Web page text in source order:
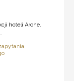
hoteli Arche.